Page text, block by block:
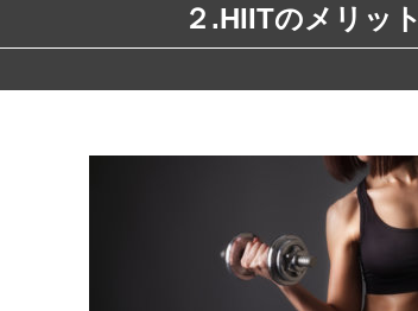
２.HIITのメリット